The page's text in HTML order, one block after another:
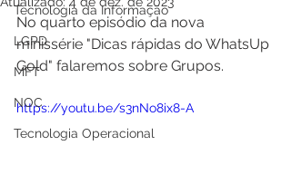
Tecnologia da Informação
LGPD
MFT
NOC
Tecnologia Operacional
No quarto episódio da nova
minissérie "Dicas rápidas do WhatsUp
Gold" falaremos sobre Grupos.
https://youtu.be/s3nNo8ix8-A